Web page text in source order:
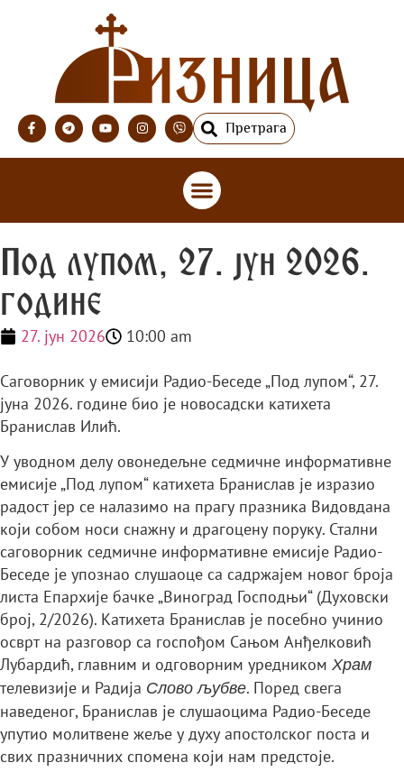
Претрага
Под лупом, 27. јун 2026.
године
27. јун 2026 10:00 am
Саговорник у емисији Радио-Беседе „Под лупом“, 27.
јуна 2026. године био је новосадски катихета
Бранислав Илић.
У уводном делу овонедељне седмичне информативне
емисије „Под лупом“ катихета Бранислав је изразио
радост јер се налазимо на прагу празника Видовдана
који собом носи снажну и драгоцену поруку. Стални
саговорник седмичне информативне емисије Радио-
Беседе је упознао слушаоце са садржајем новог броја
листа Епархије бачке „Виноград Господњи“ (Духовски
број, 2/2026). Катихета Бранислав је посебно учинио
осврт на разговор са госпођом Сањом Анђелковић
Лубардић, главним и одговорним уредником Храм
телевизије и Радија Слово љубве. Поред свега
наведеног, Бранислав је слушаоцима Радио-Беседе
упутио молитвене жеље у духу апостолског поста и
свих празничних спомена који нам предстоје.